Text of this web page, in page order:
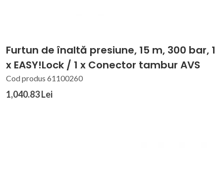
Furtun de înaltă presiune, 15 m, 300 bar, 1
x EASY!Lock / 1 x Conector tambur AVS
Cod produs 61100260
1,040.83 Lei